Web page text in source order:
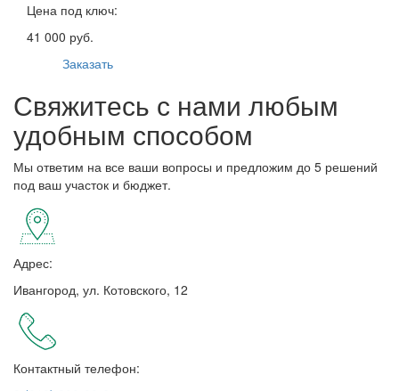
Цена под ключ:
41 000 руб.
Заказать
Свяжитесь с нами любым
удобным способом
Мы ответим на все ваши вопросы и предложим до 5 решений
под ваш участок и бюджет.
Адрес:
Ивангород, ул. Котовского, 12
Контактный телефон: